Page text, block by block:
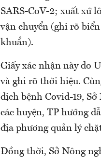
SARS-CoV-2; xuất xứ
vận chuyển (ghi rõ
khuẩn).
Giấy xác nhận này do
và ghi rõ thời hiệu.
dịch bệnh Covid-19,
các huyện, TP hướng
địa phương quản lý
Đồng thời, Sở Nông